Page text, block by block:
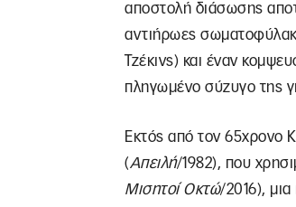
αποστολή διάσωσης
αντιήρωες
Τζέκινς) και έναν
πληγωμένο σύζυγο της
Εκτός από τον 65χρονο
(Απειλή/1982), που
Μισητοί Οκτώ/2016),